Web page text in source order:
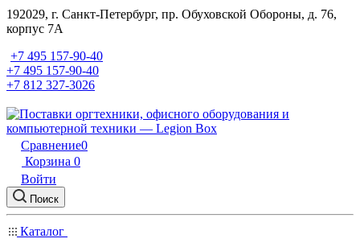
192029, г. Санкт-Петербург, пр. Обуховской Обороны, д. 76,
корпус 7А
+7 495 157-90-40
+7 495 157-90-40
+7 812 327-3026
Сравнение0
Корзина 0
Войти
Поиск
Каталог